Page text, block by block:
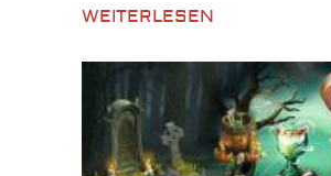
WEITERLESEN